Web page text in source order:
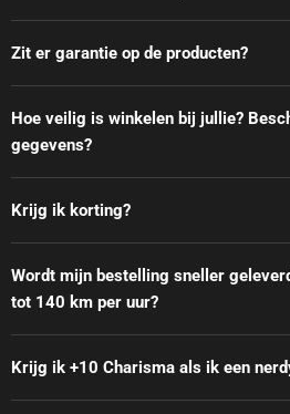
Zit er garantie op de producten?
Hoe veilig is winkelen bij jullie?
gegevens?
Krijg ik korting?
Wordt mijn bestelling sneller
tot 140 km per uur?
Krijg ik +10 Charisma als ik een